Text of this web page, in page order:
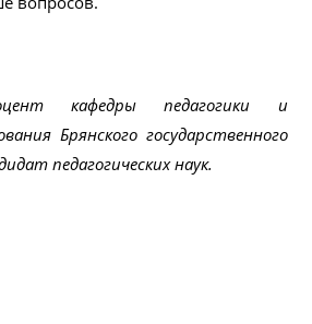
кафедры педагогики и
Брянского государственного
педагогических наук.